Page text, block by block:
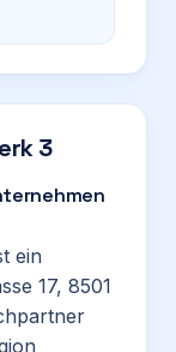
3
ein
17, 8501